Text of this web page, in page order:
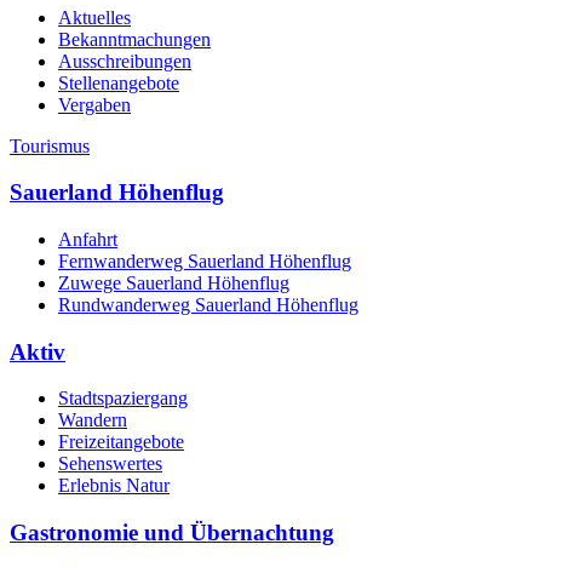
Aktuelles
Bekanntmachungen
Ausschreibungen
Stellenangebote
Vergaben
Tourismus
Sauerland Höhenflug
Anfahrt
Fernwanderweg Sauerland Höhenflug
Zuwege Sauerland Höhenflug
Rundwanderweg Sauerland Höhenflug
Aktiv
Stadtspaziergang
Wandern
Freizeitangebote
Sehenswertes
Erlebnis Natur
Gastronomie und Übernachtung